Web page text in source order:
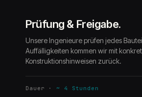
Prüfung & Freigabe.
Unsere Ingenieure prüfen jedes
Auffälligkeiten kommen wir mit
Konstruktionshinweisen zurück.
Dauer · ~ 4 Stunden